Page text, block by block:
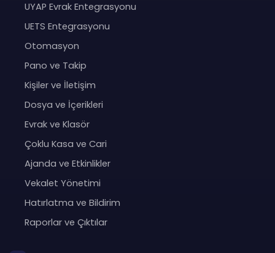
UYAP Evrak Entegrasyonu
UETS Entegrasyonu
Otomasyon
Pano ve Takip
Kişiler ve İletişim
Dosya ve İçerikleri
Evrak ve Klasör
Çoklu Kasa ve Cari
Ajanda ve Etkinlikler
Vekalet Yönetimi
Hatırlatma ve Bildirim
Raporlar ve Çıktılar